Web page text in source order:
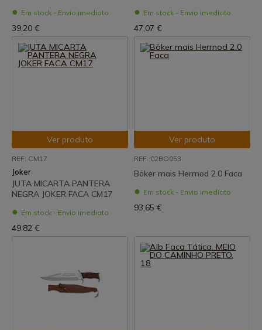
Em stock - Envio imediato
39,20 €
Em stock - Envio imediato
47,07 €
Ver produto
REF: CM17
Joker
JUTA MICARTA PANTERA
NEGRA JOKER FACA CM17
Em stock - Envio imediato
49,82 €
Ver produto
REF: 02BO053
Böker mais Hermod 2.0 Faca
Em stock - Envio imediato
93,65 €